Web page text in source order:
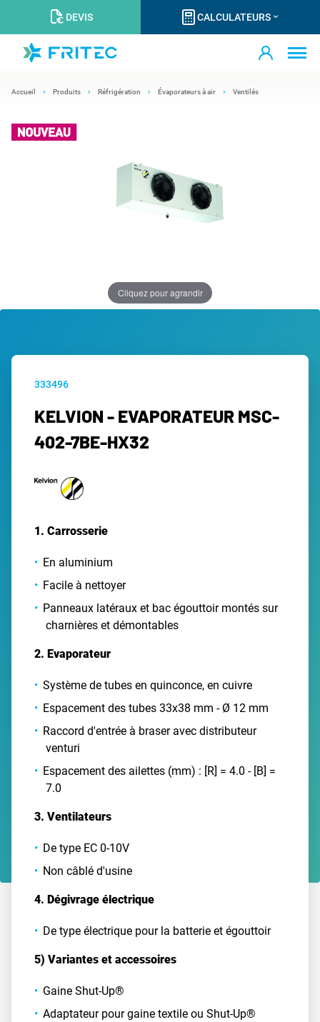
DEVIS CALCULATEURS
Accueil Produits Réfrigération Évaporateurs à air Ventilés
Cliquez pour agrandir
333496
KELVION - EVAPORATEUR MSC-
402-7BE-HX32
1. Carrosserie
En aluminium
Facile à nettoyer
Panneaux latéraux et bac égouttoir montés sur
charnières et démontables
2. Evaporateur
Système de tubes en quinconce, en cuivre
Espacement des tubes 33x38 mm - Ø 12 mm
Raccord d'entrée à braser avec distributeur
venturi
Espacement des ailettes (mm) : [R] = 4.0 - [B] =
7.0
3. Ventilateurs
De type EC 0-10V
Non câblé d'usine
4. Dégivrage électrique
De type électrique pour la batterie et égouttoir
5) Variantes et accessoires
Gaine Shut-Up®
Adaptateur pour gaine textile ou Shut-Up®